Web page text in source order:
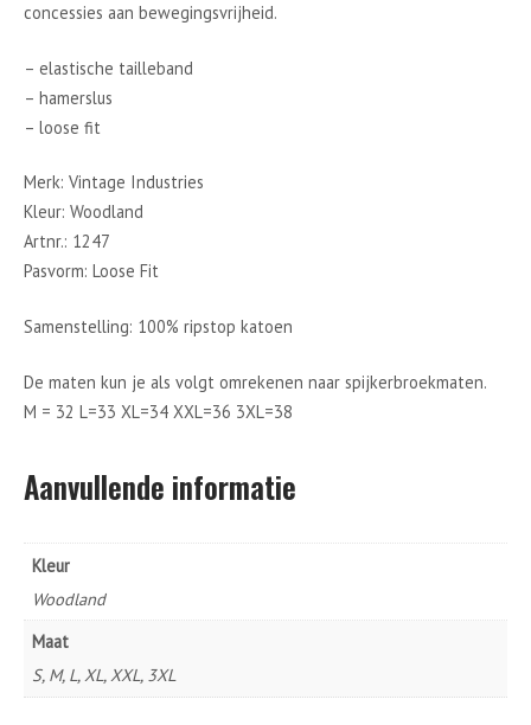
concessies aan bewegingsvrijheid.
– elastische tailleband
– hamerslus
– loose fit
Merk: Vintage Industries
Kleur: Woodland
Artnr.: 1247
Pasvorm: Loose Fit
Samenstelling: 100% ripstop katoen
De maten kun je als volgt omrekenen naar spijkerbroekmaten.
M = 32 L=33 XL=34 XXL=36 3XL=38
Aanvullende informatie
Kleur
Woodland
Maat
S, M, L, XL, XXL, 3XL